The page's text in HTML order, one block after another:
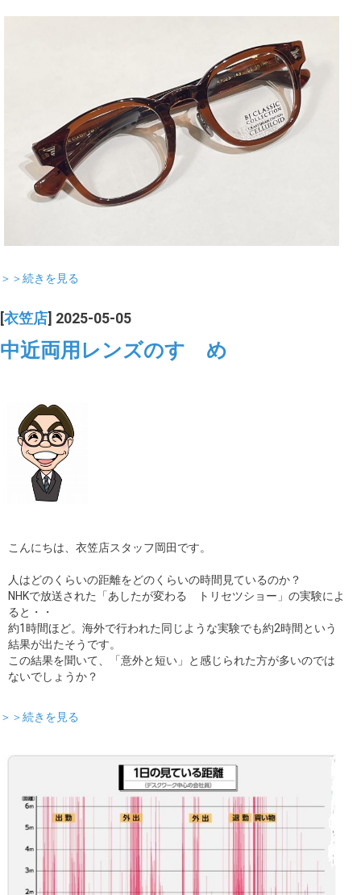
＞＞続きを見る
衣笠店 ] 2025-05-05
中近両用レンズのすゝめ
こんにちは、衣笠店スタッフ岡田です。
人はどのくらいの距離をどのくらいの時間見ているのか？
NHKで放送された「あしたが変わる トリセツショー」の実験によ
ると・・
約1時間ほど。海外で行われた同じような実験でも約2時間という
結果が出たそうです。
この結果を聞いて、「意外と短い」と感じられた方が多いのでは
ないでしょうか？
＞＞続きを見る